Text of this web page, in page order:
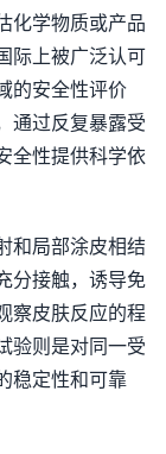
化学物质或产品
际上被广泛认可
的安全性评价
通过反复暴露受
全性提供科学依
和局部涂皮相结
分接触，诱导免
察皮肤反应的程
验则是对同一受
稳定性和可靠